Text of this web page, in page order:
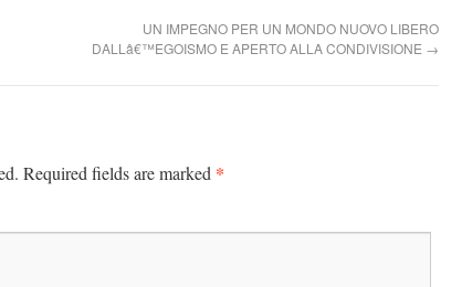
UN IMPEGNO PER UN MONDO NUOVO LIBERO
DALLâ€™EGOISMO E APERTO ALLA CONDIVISIONE →
Required fields are marked *